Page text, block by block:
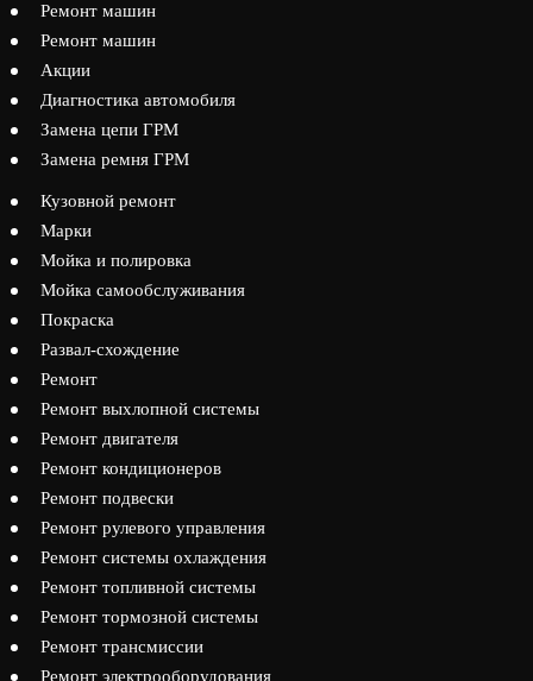
Ремонт машин
Ремонт машин
Акции
Диагностика автомобиля
Замена цепи ГРМ
Замена ремня ГРМ
Кузовной ремонт
Марки
Мойка и полировка
Мойка самообслуживания
Покраска
Развал-схождение
Ремонт
Ремонт выхлопной системы
Ремонт двигателя
Ремонт кондиционеров
Ремонт подвески
Ремонт рулевого управления
Ремонт системы охлаждения
Ремонт топливной системы
Ремонт тормозной системы
Ремонт трансмиссии
Ремонт электрооборудования